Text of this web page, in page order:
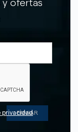
y ofertas
privacidad